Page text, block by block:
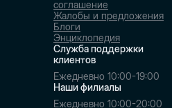
соглашение
Жалобы и предложения
Блоги
Энциклопедия
Служба поддержки
клиентов
Ежедневно 10:00-19:00
Наши филиалы
Ежедневно 10:00-20:00